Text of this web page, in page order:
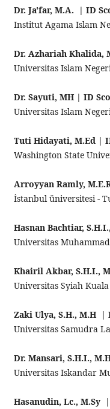
Dr. Ja'far, M.A. | ID
Institut Agama Islam
Dr. Azhariah Khalida,
Universitas Islam
Dr. Sayuti, MH | ID
Universitas Islam
Tuti Hidayati, M.Ed |
Washington State
Arroyyan Ramly,
İstanbul üniversitesi -
Hasnan Bachtiar,
Universitas
Khairil Akbar, S.H.I.,
Universitas Syiah
Zaki Ulya, S.H., M.H |
Universitas Samudra
Dr. Mansari, S.H.I.,
Universitas Iskandar
Hasanudin, Lc., M.Sy